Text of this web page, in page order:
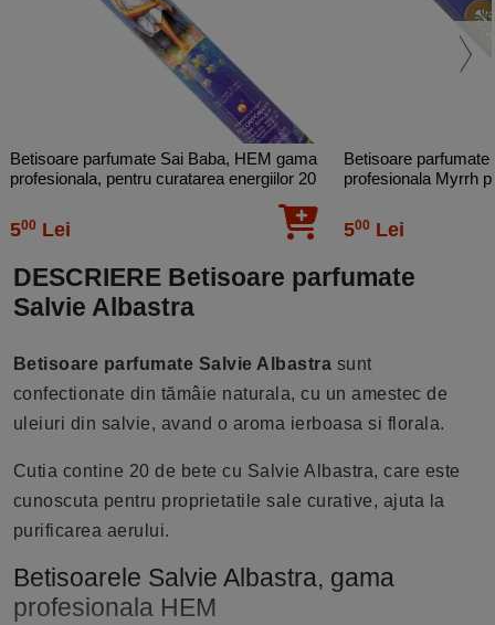
Betisoare parfumate Sai Baba, HEM gama
profesionala, pentru curatarea energiilor 20
500 Lei
Betisoare
profesionala Myrrh
500 Lei
DESCRIERE Betisoare parfumate
Salvie Albastra
Betisoare parfumate Salvie Albastra sunt
confectionate din tămâie naturala, cu un amestec de
uleiuri din salvie, avand o aroma ierboasa si florala.
Cutia contine 20 de bete cu Salvie Albastra, care este
cunoscuta pentru proprietatile sale curative, ajuta la
purificarea aerului.
Betisoarele Salvie Albastra, gama
profesionala HEM